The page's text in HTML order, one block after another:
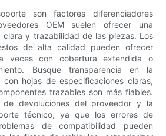
son factores diferenciadores
OEM suelen ofrecer una
y trazabilidad de las piezas. Los
de alta calidad pueden ofrecer
veces con cobertura extendida o
Busque transparencia en la
hojas de especificaciones claras,
trazables son más fiables.
de devoluciones del proveedor y la
técnico, ya que los errores de
de compatibilidad pueden